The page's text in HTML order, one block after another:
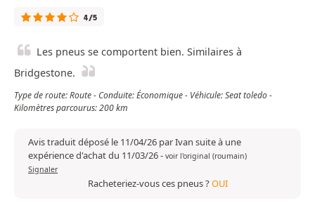
4/5
Les pneus se comportent bien. Similaires à
Bridgestone.
Type de route: Route - Conduite: Économique - Véhicule: Seat toledo -
Kilomètres parcourus: 200 km
Avis traduit déposé le 11/04/26 par Ivan suite à une
expérience d'achat du 11/03/26- voir l'original (roumain)
Signaler
Racheteriez-vous ces pneus ?OUI